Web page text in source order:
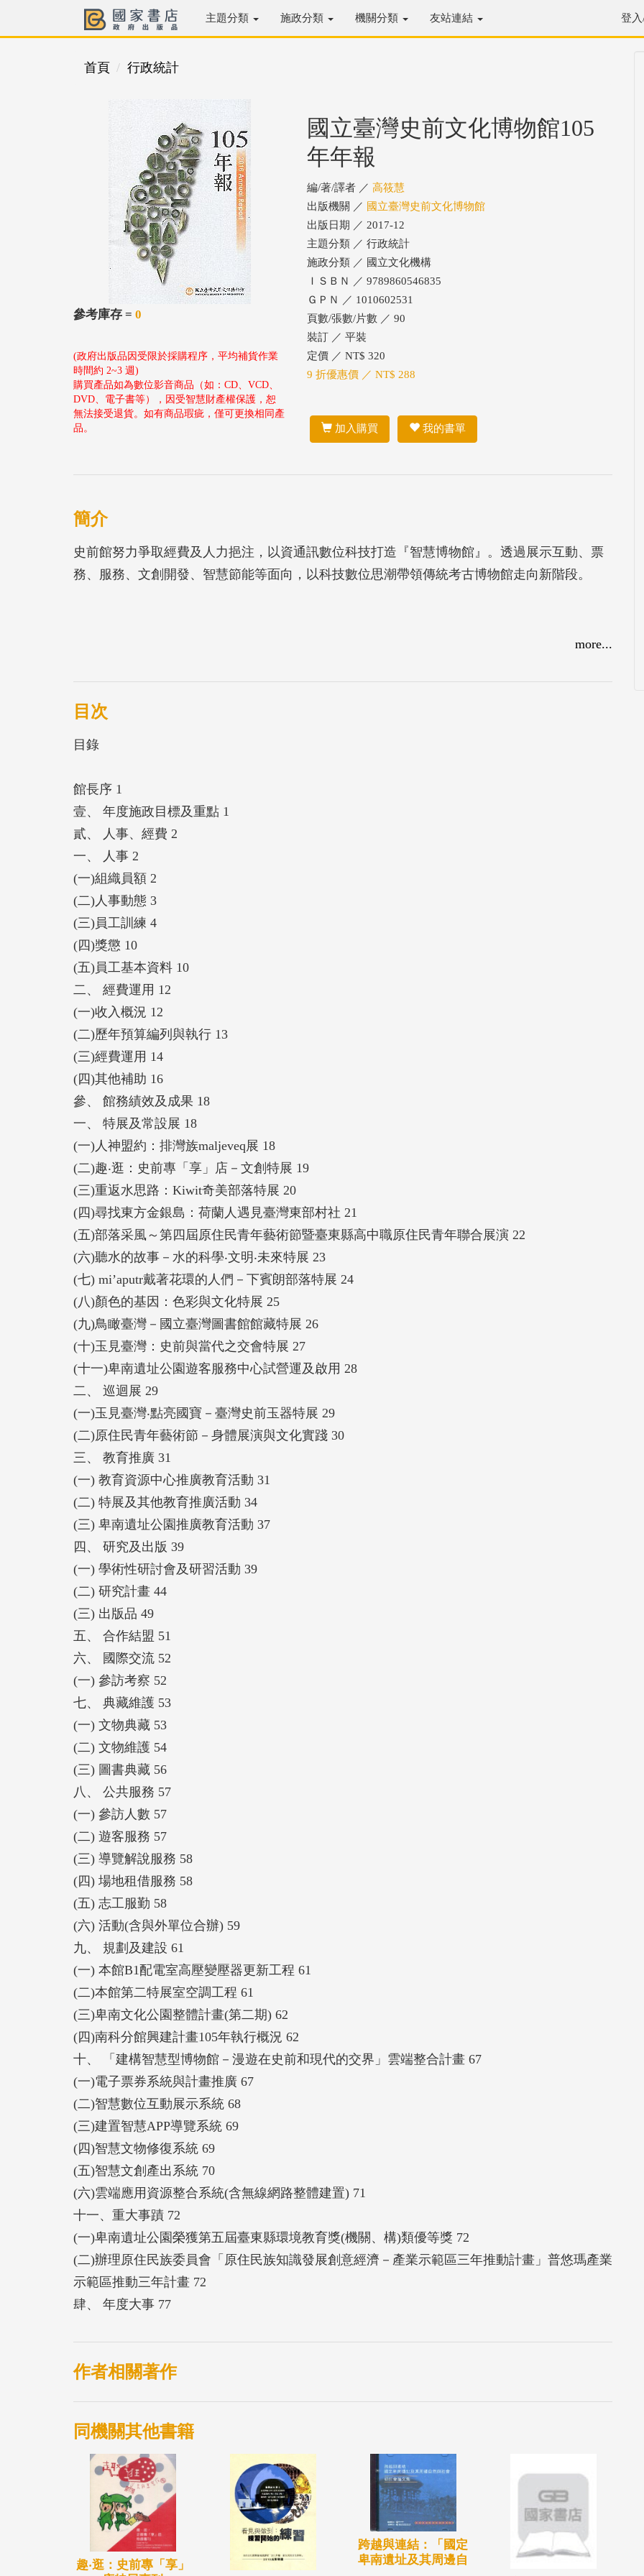
主題分類 施政分類 機關分類 友站連結 登
首頁 行政統計
參考庫存 = 0
(政府出版品因受限於採購程序，平均補貨作業
時間約 2~3 週)
購買產品如為數位影音商品（如：CD、VCD、
DVD、電子書等），因受智慧財產權保護，恕
無法接受退貨。如有商品瑕疵，僅可更換相同產
品。
國立臺灣史前文化博物館105
年年報
編/著/譯者 ／ 高筱慧
出版機關 ／ 國立臺灣史前文化博物館
出版日期 ／ 2017-12
主題分類 ／ 行政統計
施政分類 ／ 國立文化機構
ＩＳＢＮ ／ 9789860546835
ＧＰＮ ／ 1010602531
頁數/張數/片數 ／ 90
裝訂 ／ 平裝
定價 ／ NT$ 320
9 折優惠價 ／ NT$ 288
加入購買 我的書單
簡介
史前館努力爭取經費及人力挹注，以資通訊數位科技打造『智慧博物館』。透過展示互動、票
務、服務、文創開發、智慧節能等面向，以科技數位思潮帶領傳統考古博物館走向新階段。
more...
目次
目錄
館長序 1
壹、 年度施政目標及重點 1
貳、 人事、經費 2
一、 人事 2
(一)組織員額 2
(二)人事動態 3
(三)員工訓練 4
(四)獎懲 10
(五)員工基本資料 10
二、 經費運用 12
(一)收入概況 12
(二)歷年預算編列與執行 13
(三)經費運用 14
(四)其他補助 16
參、 館務績效及成果 18
一、 特展及常設展 18
(一)人神盟約：排灣族maljeveq展 18
(二)趣‧逛：史前專「享」店－文創特展 19
(三)重返水思路：Kiwit奇美部落特展 20
(四)尋找東方金銀島：荷蘭人遇見臺灣東部村社 21
(五)部落采風～第四屆原住民青年藝術節暨臺東縣高中職原住民青年聯合展演 22
(六)聽水的故事－水的科學‧文明‧未來特展 23
(七) mi’aputr戴著花環的人們－下賓朗部落特展 24
(八)顏色的基因：色彩與文化特展 25
(九)鳥瞰臺灣－國立臺灣圖書館館藏特展 26
(十)玉見臺灣：史前與當代之交會特展 27
(十一)卑南遺址公園遊客服務中心試營運及啟用 28
二、 巡迴展 29
(一)玉見臺灣‧點亮國寶－臺灣史前玉器特展 29
(二)原住民青年藝術節－身體展演與文化實踐 30
三、 教育推廣 31
(一) 教育資源中心推廣教育活動 31
(二) 特展及其他教育推廣活動 34
(三) 卑南遺址公園推廣教育活動 37
四、 研究及出版 39
(一) 學術性研討會及研習活動 39
(二) 研究計畫 44
(三) 出版品 49
五、 合作結盟 51
六、 國際交流 52
(一) 參訪考察 52
七、 典藏維護 53
(一) 文物典藏 53
(二) 文物維護 54
(三) 圖書典藏 56
八、 公共服務 57
(一) 參訪人數 57
(二) 遊客服務 57
(三) 導覽解說服務 58
(四) 場地租借服務 58
(五) 志工服勤 58
(六) 活動(含與外單位合辦) 59
九、 規劃及建設 61
(一) 本館B1配電室高壓變壓器更新工程 61
(二)本館第二特展室空調工程 61
(三)卑南文化公園整體計畫(第二期) 62
(四)南科分館興建計畫105年執行概況 62
十、 「建構智慧型博物館－漫遊在史前和現代的交界」雲端整合計畫 67
(一)電子票券系統與計畫推廣 67
(二)智慧數位互動展示系統 68
(三)建置智慧APP導覽系統 69
(四)智慧文物修復系統 69
(五)智慧文創產出系統 70
(六)雲端應用資源整合系統(含無線網路整體建置) 71
十一、重大事蹟 72
(一)卑南遺址公園榮獲第五屆臺東縣環境教育獎(機關、構)類優等獎 72
(二)辦理原住民族委員會「原住民族知識發展創意經濟－產業示範區三年推動計畫」普悠瑪產業
示範區推動三年計畫 72
肆、 年度大事 77
作者相關著作
同機關其他書籍
趣‧逛：史前專「享」
跨越與連結：「國定
卑南遺址及其周邊自